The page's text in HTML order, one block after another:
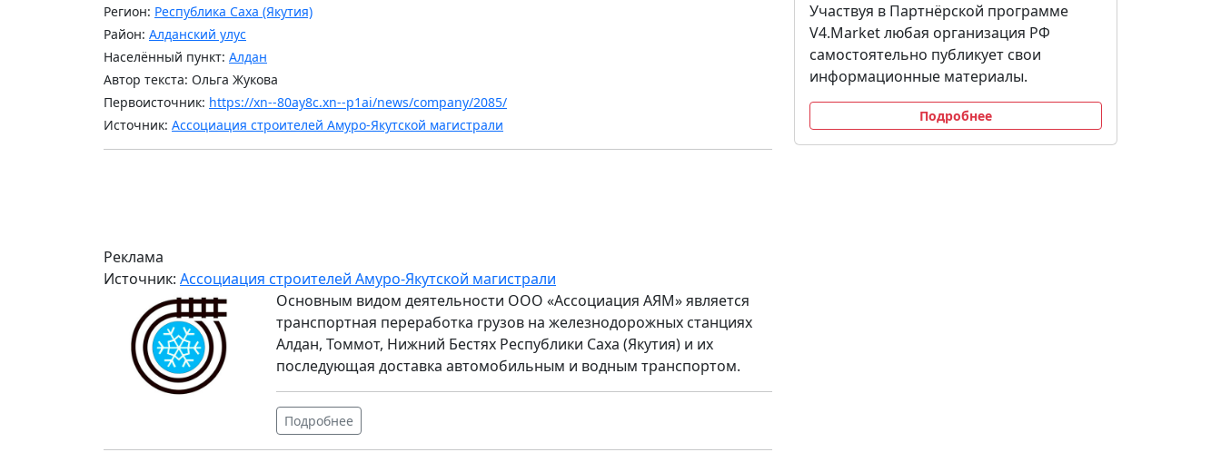
Регион: Республика Саха (Якутия)
Район: Алданский улус
Населённый пункт: Алдан
Автор текста: Ольга Жукова
Первоисточник: https://xn--80ay8c.xn--p1ai/news/company/2085/
Источник: Ассоциация строителей Амуро-Якутской магистрали
Реклама
Источник: Ассоциация строителей Амуро-Якутской магистрали
Основным видом деятельности ООО «Ассоциация АЯМ» является
транспортная переработка грузов на железнодорожных станциях
Алдан, Томмот, Нижний Бестях Республики Саха (Якутия) и их
последующая доставка автомобильным и водным транспортом.
Подробнее
Участвуя в Партнёрской программе
V4.Market любая организация РФ
самостоятельно публикует свои
информационные материалы.
Подробнее